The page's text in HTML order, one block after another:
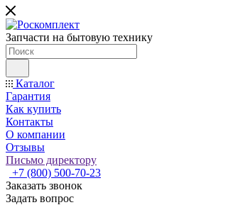
Запчасти на бытовую технику
Каталог
Гарантия
Как купить
Контакты
О компании
Отзывы
Письмо директору
+7 (800) 500-70-23
Заказать звонок
Задать вопрос